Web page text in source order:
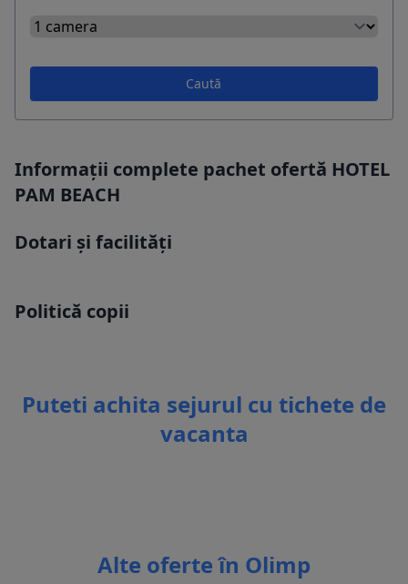
Caută
Informații complete pachet ofertă HOTEL
PAM BEACH
Dotari și facilități
Politică copii
Puteti achita sejurul cu tichete de
vacanta
Alte oferte în Olimp